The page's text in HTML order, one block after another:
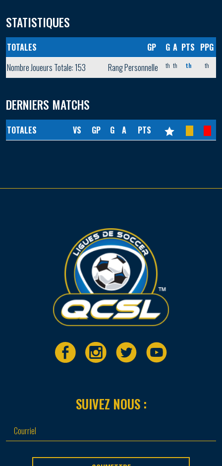
STATISTIQUES
TOTALES GP G A PTS PPG
Nombre Joueurs Totale: 153
Rang Personnelle th th th th
DERNIERS MATCHS
TOTALES VS GP G A PTS
SUIVEZ NOUS :